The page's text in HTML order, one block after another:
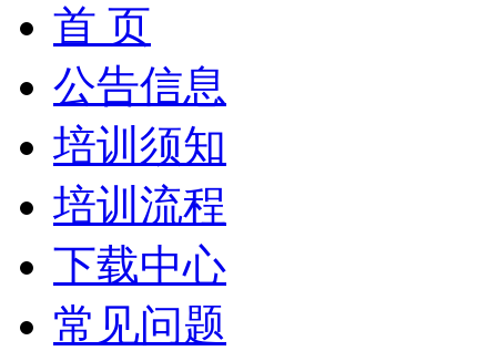
首 页
公告信息
培训须知
培训流程
下载中心
常见问题